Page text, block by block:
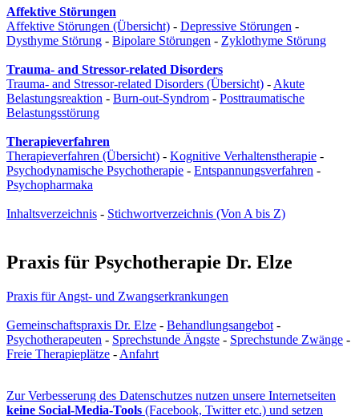
Affektive Störungen
Affektive Störungen (Übersicht) - Depressive Störungen -
Dysthyme Störung - Bipolare Störungen - Zyklothyme Störung
Trauma- and Stressor-related Disorders
Trauma- and Stressor-related Disorders (Übersicht) - Akute
Belastungsreaktion - Burn-out-Syndrom - Posttraumatische
Belastungsstörung
Therapieverfahren
Therapieverfahren (Übersicht) - Kognitive Verhaltenstherapie -
Psychodynamische Psychotherapie - Entspannungsverfahren -
Psychopharmaka
Inhaltsverzeichnis - Stichwortverzeichnis (Von A bis Z)
Praxis für Psychotherapie Dr. Elze
Praxis für Angst- und Zwangs­erkrankungen
Gemeinschaftspraxis Dr. Elze - Behandlungsangebot -
Psychotherapeuten - Sprechstunde Ängste - Sprechstunde Zwänge -
Freie Therapieplätze - Anfahrt
Zur Verbesserung des Datenschutzes nutzen unsere Internetseiten
keine Social-Media-Tools (Facebook, Twitter etc.) und setzen